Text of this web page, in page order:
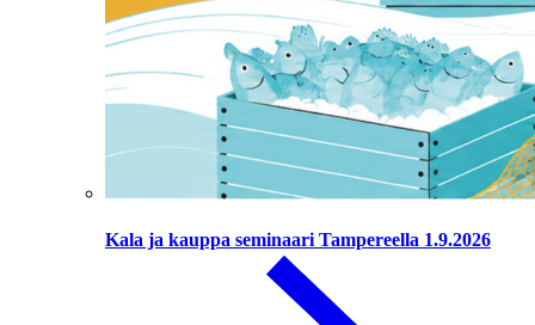
Kala ja kauppa seminaari Tampereella 1.9.2026